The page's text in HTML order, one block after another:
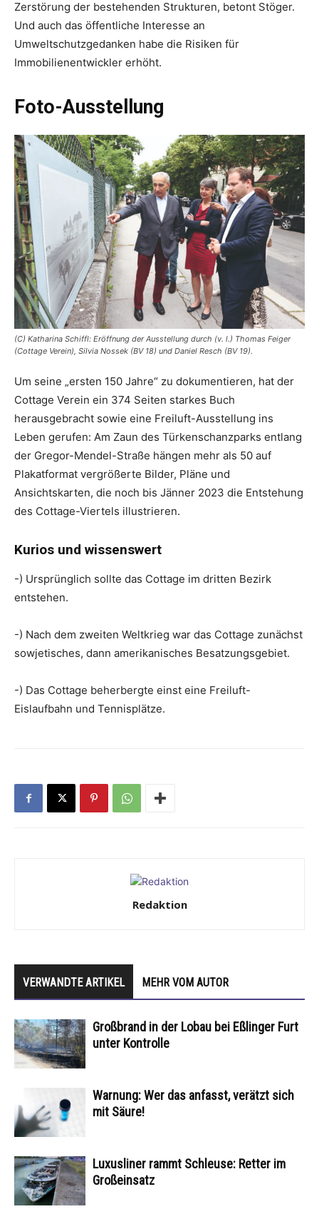
Zerstörung der bestehenden Strukturen, betont Stöger.
Und auch das öffentliche Interesse an
Umweltschutzgedanken habe die Risiken für
Immobilienentwickler erhöht.
Foto-Ausstellung
(C) Katharina Schiffl: Eröffnung der Ausstellung durch (v. l.) Thomas Feiger
(Cottage Verein), Silvia Nossek (BV 18) und Daniel Resch (BV 19).
Um seine „ersten 150 Jahre“ zu dokumentieren, hat der
Cottage Verein ein 374 Seiten starkes Buch
herausgebracht sowie eine Freiluft-Ausstellung ins
Leben gerufen: Am Zaun des Türkenschanzparks entlang
der Gregor-Mendel-Straße hängen mehr als 50 auf
Plakatformat vergrößerte Bilder, Pläne und
Ansichtskarten, die noch bis Jänner 2023 die Entstehung
des Cottage-Viertels illustrieren.
Kurios und wissenswert
-) Ursprünglich sollte das Cottage im dritten Bezirk
entstehen.
-) Nach dem zweiten Weltkrieg war das Cottage zunächst
sowjetisches, dann amerikanisches Besatzungsgebiet.
-) Das Cottage beherbergte einst eine Freiluft-
Eislaufbahn und Tennisplätze.
Redaktion
VERWANDTE ARTIKEL MEHR VOM AUTOR
Großbrand in der Lobau bei Eßlinger Furt
unter Kontrolle
Warnung: Wer das anfasst, verätzt sich
mit Säure!
Luxusliner rammt Schleuse: Retter im
Großeinsatz